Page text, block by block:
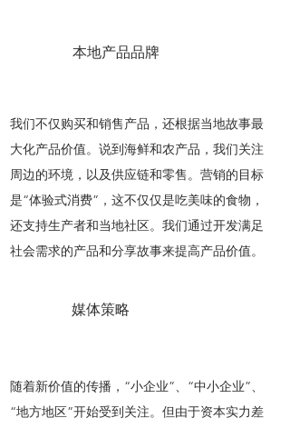
本地产品品牌
我们不仅购买和销售产品，还根据当地故事最
大化产品价值。说到海鲜和农产品，我们关注
周边的环境，以及供应链和零售。营销的目标
是“体验式消费”，这不仅仅是吃美味的食物，
还支持生产者和当地社区。我们通过开发满足
社会需求的产品和分享故事来提高产品价值。
媒体策略
随着新价值的传播，“小企业”、“中小企业”、
“地方地区”开始受到关注。但由于资本实力差